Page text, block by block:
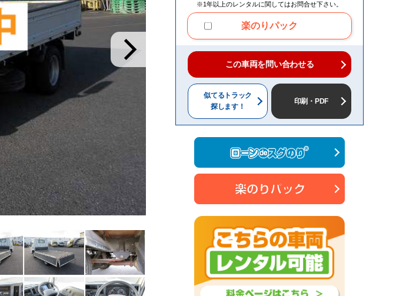
※1年以上のレンタルに関してはお問合せ下さい。
楽のりパック
この車両を問い合わせる
似てるトラック
探します！
印刷・PDF